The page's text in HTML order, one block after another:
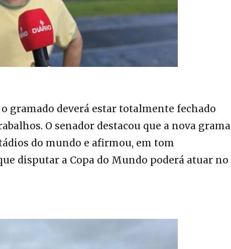
gramado deverá estar totalmente fechado
O senador destacou que a nova grama
do mundo e afirmou, em tom
disputar a Copa do Mundo poderá atuar no